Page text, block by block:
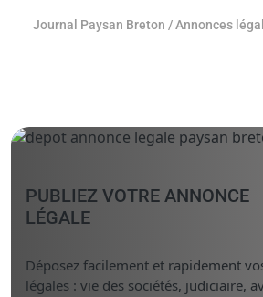
Journal Paysan Breton /Annonces
PUBLIEZ VOTRE ANNONCE
LÉGALE
Déposez facilement et rapidement
légales : vie des sociétés, judiciaire,